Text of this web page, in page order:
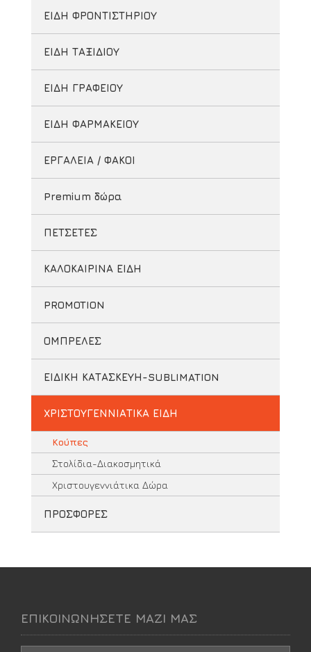
ΕΙΔΗ ΦΡΟΝΤΙΣΤΗΡΙΟΥ
ΕΙΔΗ ΤΑΞΙΔΙΟΥ
ΕΙΔΗ ΓΡΑΦΕΙΟΥ
ΕΙΔΗ ΦΑΡΜΑΚΕΙΟΥ
ΕΡΓΑΛΕΙΑ / ΦΑΚΟΙ
Premium δώρα
ΠΕΤΣΕΤΕΣ
ΚΑΛΟΚΑΙΡΙΝΑ ΕΙΔΗ
PROMOTION
ΟΜΠΡΕΛΕΣ
ΕΙΔΙΚΗ ΚΑΤΑΣΚΕΥΗ-SUBLIMATION
ΧΡΙΣΤΟΥΓΕΝΝΙΑΤΙΚΑ ΕΙΔΗ
Κούπες
Στολίδια-Διακοσμητικά
Χριστουγεννιάτικα Δώρα
ΠΡΟΣΦΟΡΕΣ
ΕΠΙΚΟΙΝΩΝΗΣΕΤΕ ΜΑΖΙ ΜΑΣ